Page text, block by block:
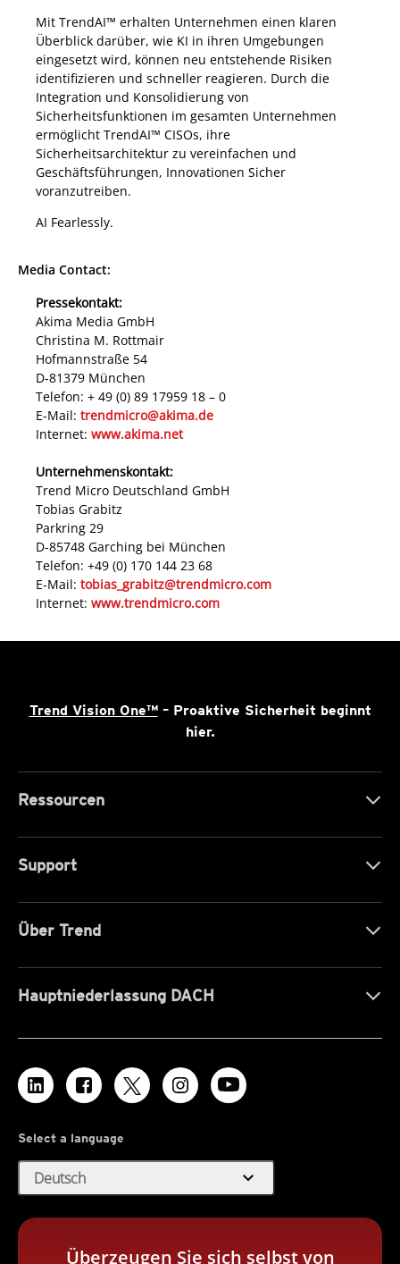
Mit TrendAI™ erhalten Unternehmen einen klaren
Überblick darüber, wie KI in ihren Umgebungen
eingesetzt wird, können neu entstehende Risiken
identifizieren und schneller reagieren. Durch die
Integration und Konsolidierung von
Sicherheitsfunktionen im gesamten Unternehmen
ermöglicht TrendAI™ CISOs, ihre
Sicherheitsarchitektur zu vereinfachen und
Geschäftsführungen, Innovationen Sicher
voranzutreiben.
AI Fearlessly.
Media Contact:
Pressekontakt:
Akima Media GmbH
Christina M. Rottmair
Hofmannstraße 54
D-81379 München
Telefon: + 49 (0) 89 17959 18 – 0
E-Mail: trendmicro@akima.de
Internet: www.akima.net
Unternehmenskontakt:
Trend Micro Deutschland GmbH
Tobias Grabitz
Parkring 29
D-85748 Garching bei München
Telefon: +49 (0) 170 144 23 68
E-Mail: tobias_grabitz@trendmicro.com
Internet: www.trendmicro.com
Trend Vision One™– Proaktive Sicherheit beginnt
hier.
Ressourcen
Support
Über Trend
Hauptniederlassung DACH
Select a language
Deutsch expand_more
Überzeugen Sie sich selbst von